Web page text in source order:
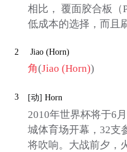
相比， 覆面胶合板（
低成本的选择，而且
2 Jiao (Horn)
角(Jiao (Horn))
3 [动] Horn
2010年世界杯将于6
城体育场开幕，32支
将吹响。大战前夕，